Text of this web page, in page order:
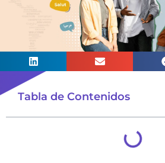
Tabla de Contenidos